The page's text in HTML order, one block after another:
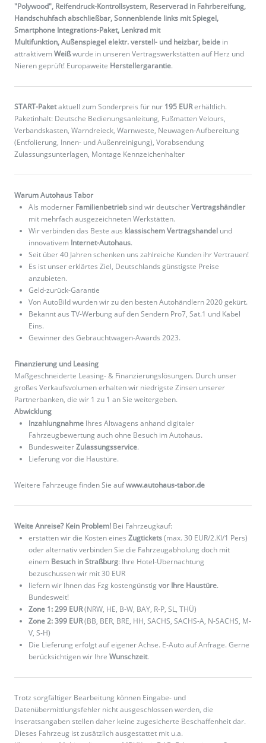
"Polywood", Reifendruck-Kontrollsystem, Reserverad in Fahrbereifung,
Handschuhfach abschließbar, Sonnenblende links mit Spiegel,
Smartphone Integrations-Paket, Lenkrad mit
Multifunktion, Außenspiegel elektr. verstell- und heizbar, beide in
attraktivemWeißwurde in unseren Vertragswerkstätten auf Herz und
Nieren geprüft! Europaweite Herstellergarantie.
START-Paketaktuell zum Sonderpreis für nur 195 EURerhältlich.
Paketinhalt: Deutsche Bedienungsanleitung, Fußmatten Velours,
Verbandskasten, Warndreieck, Warnweste, Neuwagen-Aufbereitung
(Entfolierung, Innen- und Außenreinigung), Vorabsendung
Zulassungsunterlagen, Montage Kennzeichenhalter
Warum Autohaus Tabor
Als moderner Familienbetriebsind wir deutscherVertragshändler
mit mehrfach ausgezeichneten Werkstätten.
Wir verbinden das Beste aus klassischem Vertragshandel und
innovativem Internet-Autohaus.
Seit über 40 Jahren schenken uns zahlreiche Kunden ihr Vertrauen!
Es ist unser erklärtes Ziel, Deutschlands günstigste Preise
anzubieten.
Geld-zurück-Garantie
Von AutoBild wurden wir zu den besten Autohändlern 2020 gekürt.
Bekannt aus TV-Werbung auf den Sendern Pro7, Sat.1 und Kabel
Eins.
Gewinner des Gebrauchtwagen-Awards 2023.
Finanzierung und Leasing
Maßgeschneiderte Leasing- & Finanzierungslösungen. Durch unser
großes Verkaufsvolumen erhalten wir niedrigste Zinsen unserer
Partnerbanken, die wir 1 zu 1 an Sie weitergeben.
Abwicklung
Inzahlungnahme Ihres Altwagens anhand digitaler
Fahrzeugbewertung auch ohne Besuch im Autohaus.
BundesweiterZulassungsservice.
Lieferung vor die Haustüre.
Weitere Fahrzeuge finden Sie aufwww.autohaus-tabor.de
Weite Anreise? Kein Problem! Bei Fahrzeugkauf:
erstatten wir die Kosten eines Zugtickets(max. 30 EUR/2.Kl/1 Pers)
oder alternativ verbinden Sie die Fahrzeugabholung doch mit
einem Besuch in Straßburg: Ihre Hotel-Übernachtung
bezuschussen wir mit 30 EUR
liefern wir Ihnen das Fzg kostengünstig vor Ihre Haustüre.
Bundesweit!
Zone 1: 299 EUR(NRW, HE, B-W, BAY, R-P, SL, THÜ)
Zone 2: 399 EUR(BB, BER, BRE, HH, SACHS, SACHS-A, N-SACHS, M-
V, S-H)
Die Lieferung erfolgt auf eigener Achse. E-Auto auf Anfrage. Gerne
berücksichtigen wir Ihre Wunschzeit.
Trotz sorgfältiger Bearbeitung können Eingabe- und
Datenübermittlungsfehler nicht ausgeschlossen werden, die
Inseratsangaben stellen daher keine zugesicherte Beschaffenheit dar.
Dieses Fahrzeug ist zusätzlich ausgestattet mit u.a.